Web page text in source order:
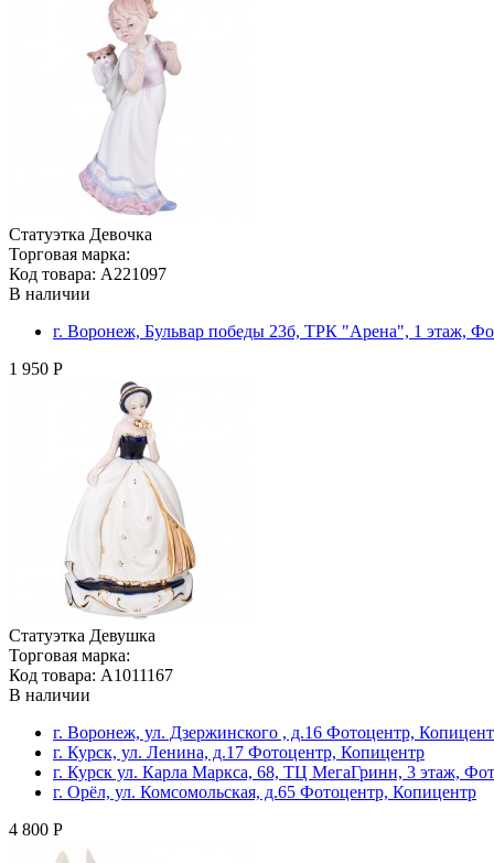
Статуэтка Девочка
Торговая марка:
Код товара: A221097
В наличии
г. Воронеж, Бульвар победы 23б, ТРК "Арена", 1 этаж,
1 950 Р
Статуэтка Девушка
Торговая марка:
Код товара: A1011167
В наличии
г. Воронеж, ул. Дзержинского , д.16 Фотоцентр,
г. Курск, ул. Ленина, д.17 Фотоцентр, Копицентр
г. Курск ул. Карла Маркса, 68, ТЦ МегаГринн, 3 этаж,
г. Орёл, ул. Комсомольская, д.65 Фотоцентр, Копицентр
4 800 Р